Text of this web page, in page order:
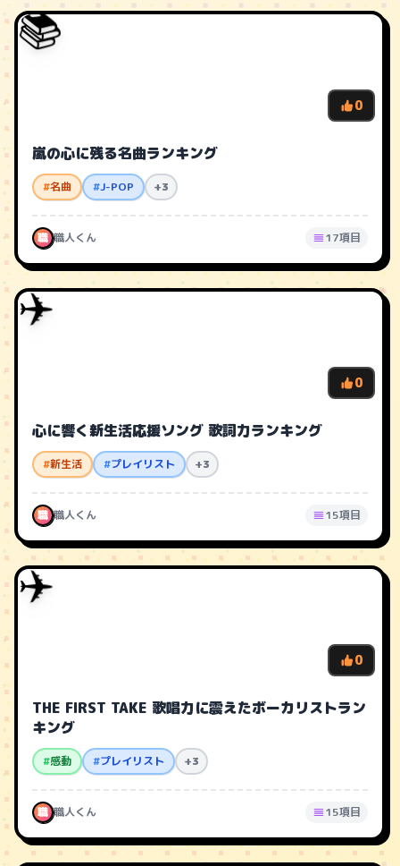
📚
0
嵐の心に残る名曲ランキング
#名曲 #J-POP +3
職 職人くん 17項目
✈️
0
心に響く新生活応援ソング 歌詞力ランキング
#新生活 #プレイリスト +3
職 職人くん 15項目
✈️
0
THE FIRST TAKE 歌唱力に震えたボーカリストラン
キング
#感動 #プレイリスト +3
職 職人くん 15項目